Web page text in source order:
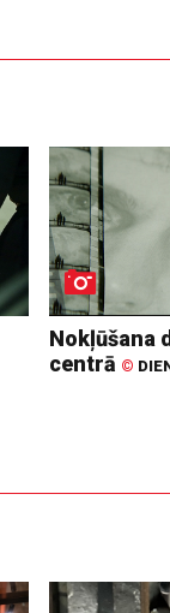
Nokļūšana
centrā ©